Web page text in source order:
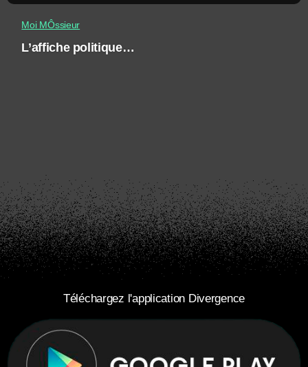
Moi MÔssieur
L’affiche politique…
Téléchargez l'application Divergence